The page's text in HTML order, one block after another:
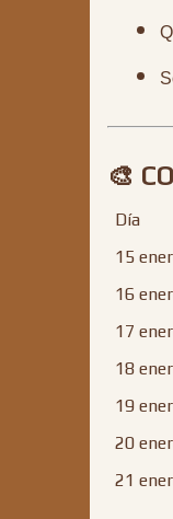
🎨
Día
15
16
17
18
19
20
21